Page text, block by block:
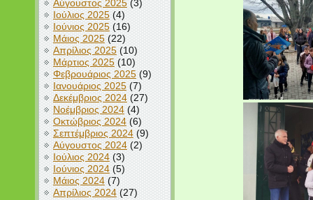
Αύγουστος 2025(3)
Ιούλιος 2025(4)
Ιούνιος 2025(16)
Μάιος 2025(22)
Απρίλιος 2025(10)
Μάρτιος 2025(10)
Φεβρουάριος 2025(9)
Ιανουάριος 2025(7)
Δεκέμβριος 2024(27)
Νοέμβριος 2024(4)
Οκτώβριος 2024(6)
Σεπτέμβριος 2024(9)
Αύγουστος 2024(2)
Ιούλιος 2024(3)
Ιούνιος 2024(5)
Μάιος 2024(7)
Απρίλιος 2024(27)